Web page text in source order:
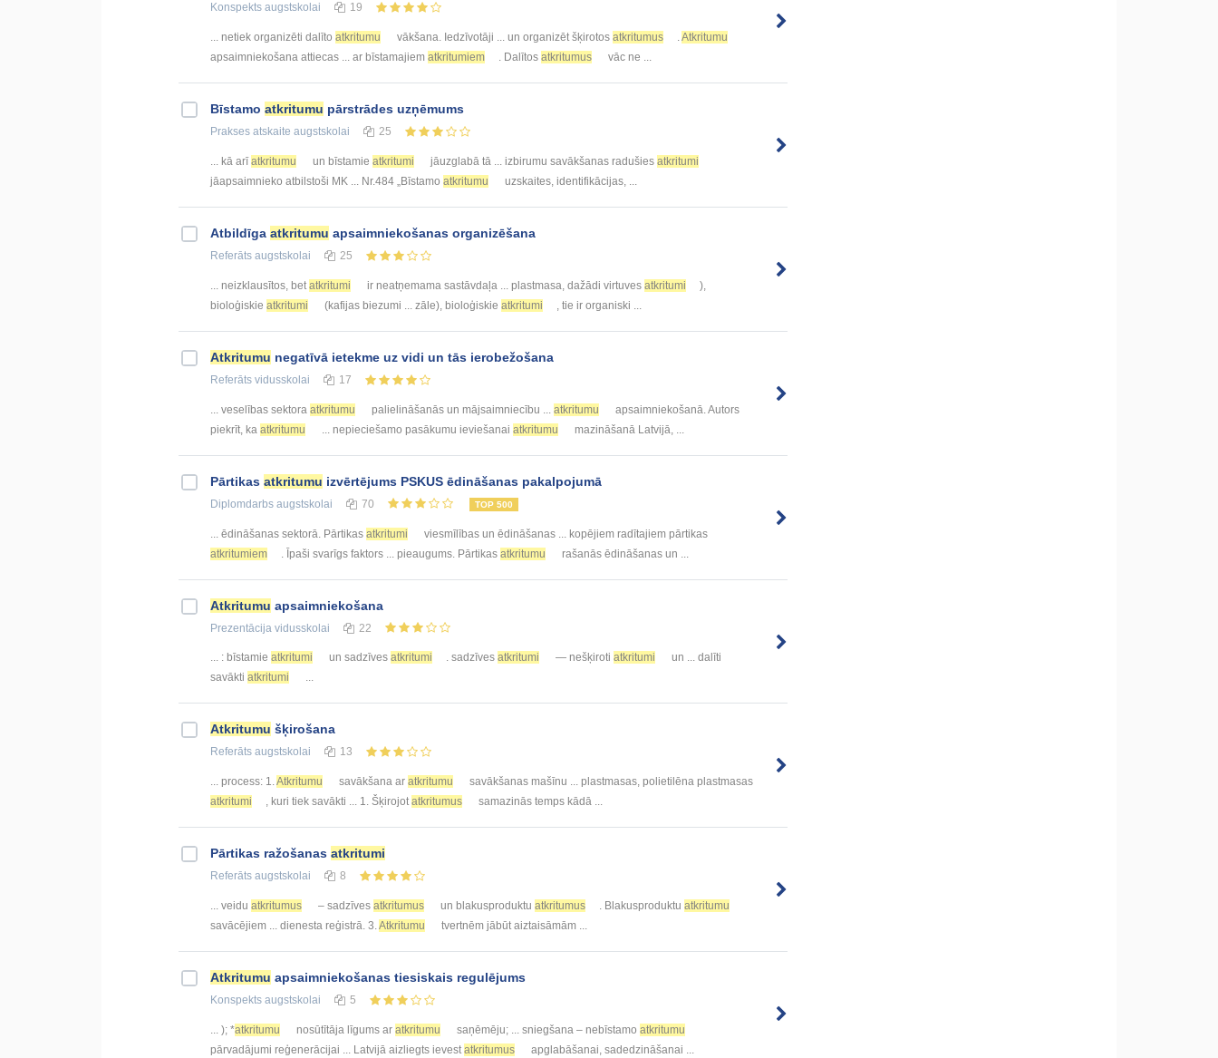
Konspekts augstskolai 19
... netiek organizēti dalīto atkritumu vākšana. Iedzīvotāji ... un organizēt šķirotos atkritumus .Atkritumu
apsaimniekošana attiecas ... ar bīstamajiem atkritumiem . Dalītos atkritumus vāc ne ...
Bīstamo atkritumu pārstrādes uzņēmums
Prakses atskaite augstskolai 25
... kā arīatkritumu un bīstamie atkritumi jāuzglabā tā ... izbirumu savākšanas radušies atkritumi
jāapsaimnieko atbilstoši MK ... Nr.484 „Bīstamo atkritumu uzskaites, identifikācijas, ...
Atbildīga atkritumu apsaimniekošanas organizēšana
Referāts augstskolai 25
... neizklausītos, bet atkritumi ir neatņemama sastāvdaļa ... plastmasa, dažādi virtuves atkritumi
),
bioloģiskie atkritumi (kafijas biezumi ... zāle), bioloģiskie atkritumi , tie ir organiski ...
Atkritumu negatīvā ietekme uz vidi un tās ierobežošana
Referāts vidusskolai 17
... veselības sektora atkritumu palielināšanās un mājsaimniecību ... atkritumu
apsaimniekošanā. Autors
piekrīt, ka atkritumu ... nepieciešamo pasākumu ieviešanai atkritumu mazināšanā Latvijā, ...
Pārtikas atkritumu izvērtējums PSKUS ēdināšanas pakalpojumā
Diplomdarbs augstskolai 70 TOP 500
... ēdināšanas sektorā. Pārtikas atkritumi
viesmīlības un ēdināšanas ... kopējiem radītajiem pārtikas
atkritumiem
. Īpaši svarīgs faktors ... pieaugums. Pārtikas atkritumu rašanās ēdināšanas un ...
Atkritumu apsaimniekošana
Prezentācija vidusskolai 22
... : bīstamie atkritumi un sadzīves atkritumi . sadzīves atkritumi — nešķiroti atkritumi
un ... dalīti
savākti atkritumi ...
Atkritumu šķirošana
Referāts augstskolai 13
... process: 1.Atkritumu savākšana ar atkritumu
savākšanas mašīnu ... plastmasas, polietilēna plastmasas
atkritumi
, kuri tiek savākti ... 1. Šķirojotatkritumus samazinās temps kādā ...
Pārtikas ražošanas atkritumi
Referāts augstskolai 8
... veidu atkritumus – sadzīves atkritumus un blakusproduktu atkritumus . Blakusproduktu atkritumu
savācējiem ... dienesta reģistrā. 3.Atkritumu tvertnēm jābūt aiztaisāmām ...
Atkritumu apsaimniekošanas tiesiskais regulējums
Konspekts augstskolai 5
... ); *atkritumu nosūtītāja līgums ar atkritumu saņēmēju; ... sniegšana – nebīstamo atkritumu
pārvadājumi reģenerācijai ... Latvijā aizliegts ievestatkritumus apglabāšanai, sadedzināšanai ...